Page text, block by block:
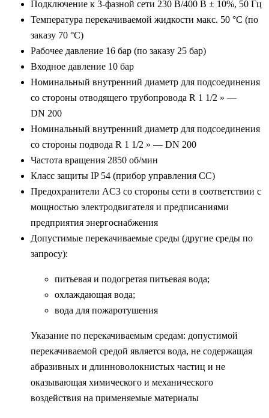
Подключение к 3-фазной сети 230 В/400 В ± 10%, 50 Гц
Температура перекачиваемой жидкости макс. 50 °C (по
заказу 70 °C)
Рабочее давление 16 бар (по заказу 25 бар)
Входное давление 10 бар
Номинальный внутренний диаметр для подсоединения
со стороны отводящего трубопровода R 1 1/2 » —
DN 200
Номинальный внутренний диаметр для подсоединения
со стороны подвода R 1 1/2 » — DN 200
Частота вращения 2850 об/мин
Класс защиты IP 54 (прибор управления CC)
Предохранители AC3 со стороны сети в соответствии с
мощностью электродвигателя и предписаниями
предприятия энергоснабжения
Допустимые перекачиваемые среды (другие среды по
запросу):
питьевая и подогретая питьевая вода;
охлаждающая вода;
вода для пожаротушения
Указание по перекачиваемым средам: допустимой
перекачиваемой средой является вода, не содержащая
абразивных и длинноволокнистых частиц и не
оказывающая химического и механического
воздействия на применяемые материалы